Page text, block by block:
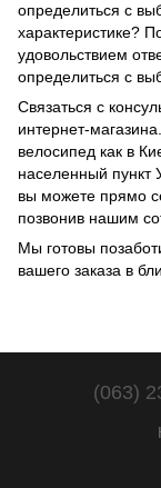
определиться с
характеристике?
удовольствием
определиться с
Связаться с
интернет-
велосипед как в
населенный пункт
вы можете прямо
позвонив нашим
Мы готовы
вашего заказа в
(063)